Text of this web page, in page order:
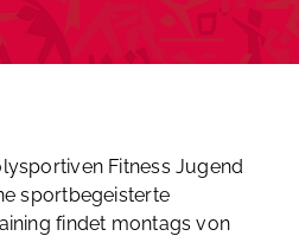
Fitness Jugend
sportbegeisterte
findet montags von